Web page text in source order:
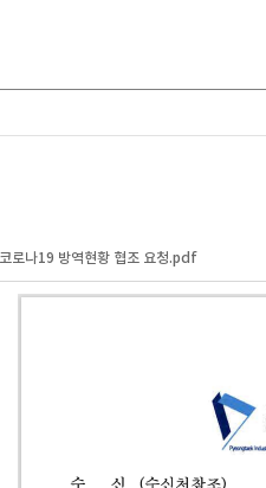
나19 방역현황 협조 요청.pdf